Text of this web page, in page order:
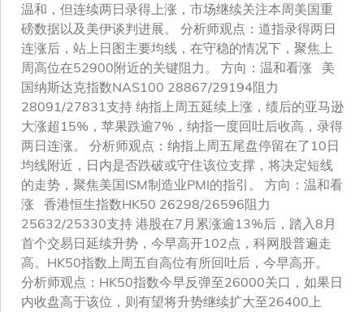
温和，但连续两日录得上涨，市场继续关注本周美国重
磅数据以及美伊谈判进展。 分析师观点：道指录得两日
连涨后，站上日图主要均线，在守稳的情况下，聚焦上
周高位在52900附近的关键阻力。 方向：温和看涨 美
国纳斯达克指数NAS100 28867/29194阻力
28091/27831支持 纳指上周五延续上涨，绩后的亚马逊
大涨超15%，苹果跌逾7%，纳指一度回吐后收高，录得
两日连涨。 分析师观点：纳指上周五尾盘停留在了10日
均线附近，日内是否跌破或守住该位支撑，将决定短线
的走势，聚焦美国ISM制造业PMI的指引。 方向：温和看
涨 香港恒生指数HK50 26298/26596阻力
25632/25330支持 港股在7月累涨逾13%后，踏入8月
首个交易日延续升势，今早高开102点，科网股普遍走
高。HK50指数上周五自高位有所回吐后，今早高开。
分析师观点：HK50指数今早反弹至26000关口，如果日
内收盘高于该位，则有望将升势继续扩大至26400上